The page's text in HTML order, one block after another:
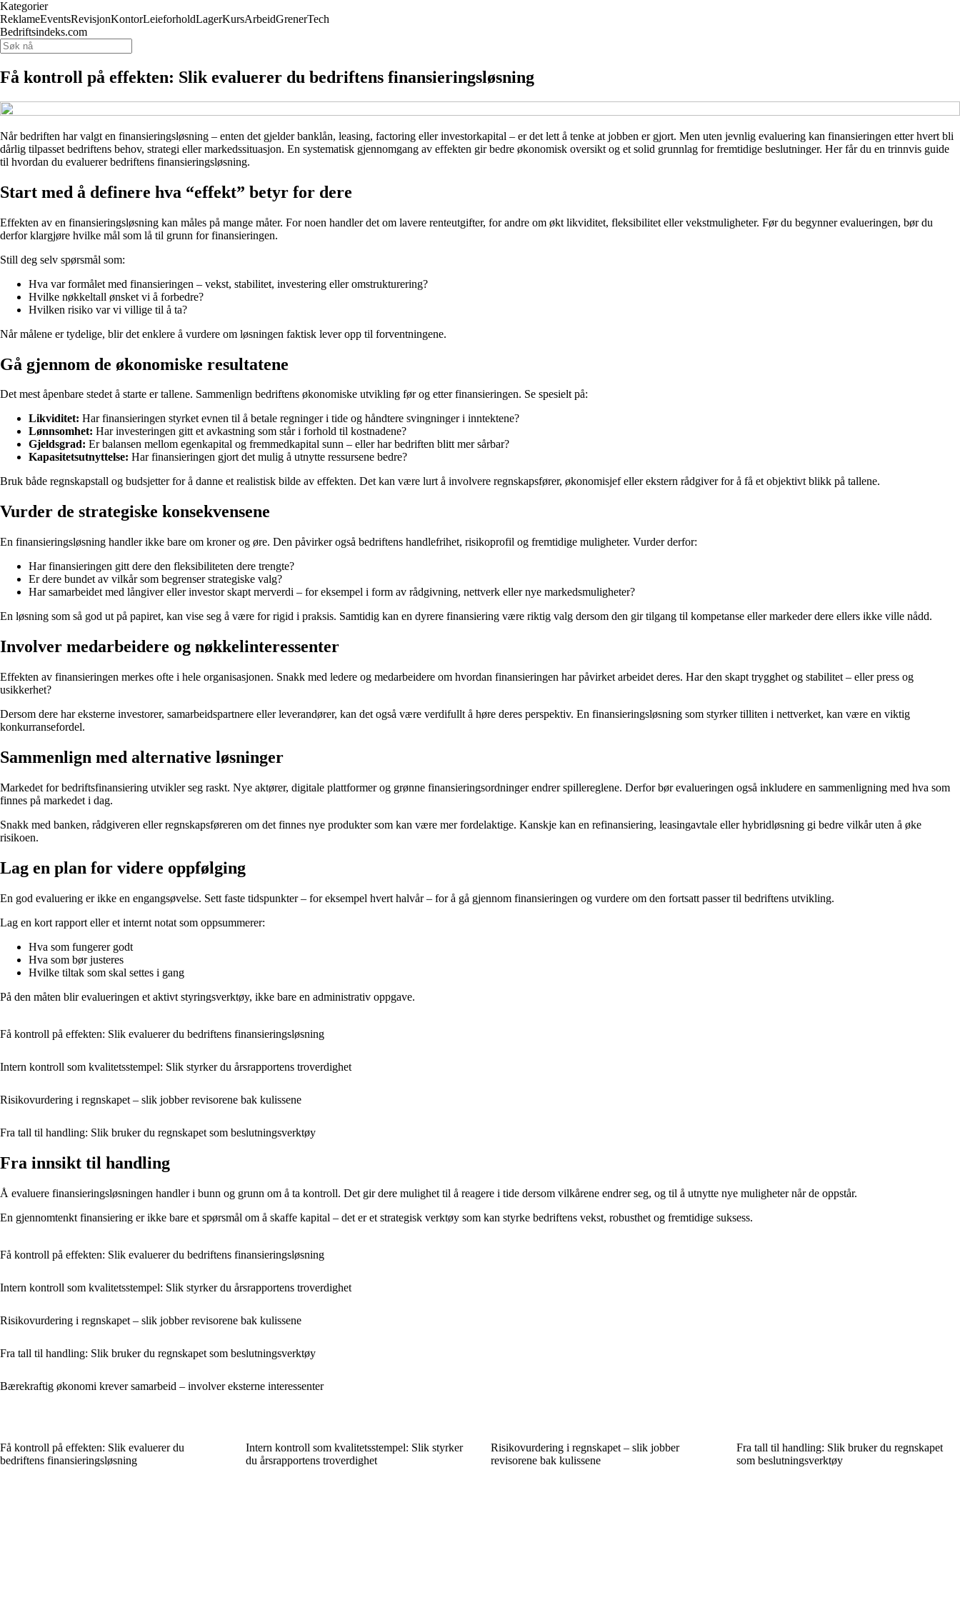
Kategorier
ReklameEventsRevisjonKontorLeieforholdLagerKursArbeidGrenerTech
Bedriftsindeks.com
Få kontroll på effekten: Slik evaluerer du bedriftens finansieringsløsning
Når bedriften har valgt en finansieringsløsning – enten det gjelder banklån, leasing, factoring eller investorkapital – er det lett å tenke at jobben er gjort. Men uten jevnlig evaluering kan finansieringen etter hvert bli
dårlig tilpasset bedriftens behov, strategi eller markedssituasjon. En systematisk gjennomgang av effekten gir bedre økonomisk oversikt og et solid grunnlag for fremtidige beslutninger. Her får du en trinnvis guide
til hvordan du evaluerer bedriftens finansieringsløsning.
Start med å definere hva “effekt” betyr for dere
Effekten av en finansieringsløsning kan måles på mange måter. For noen handler det om lavere renteutgifter, for andre om økt likviditet, fleksibilitet eller vekstmuligheter. Før du begynner evalueringen, bør du
derfor klargjøre hvilke mål som lå til grunn for finansieringen.
Still deg selv spørsmål som:
Hva var formålet med finansieringen – vekst, stabilitet, investering eller omstrukturering?
Hvilke nøkkeltall ønsket vi å forbedre?
Hvilken risiko var vi villige til å ta?
Når målene er tydelige, blir det enklere å vurdere om løsningen faktisk lever opp til forventningene.
Gå gjennom de økonomiske resultatene
Det mest åpenbare stedet å starte er tallene. Sammenlign bedriftens økonomiske utvikling før og etter finansieringen. Se spesielt på:
Likviditet: Har finansieringen styrket evnen til å betale regninger i tide og håndtere svingninger i inntektene?
Lønnsomhet: Har investeringen gitt et avkastning som står i forhold til kostnadene?
Gjeldsgrad: Er balansen mellom egenkapital og fremmedkapital sunn – eller har bedriften blitt mer sårbar?
Kapasitetsutnyttelse: Har finansieringen gjort det mulig å utnytte ressursene bedre?
Bruk både regnskapstall og budsjetter for å danne et realistisk bilde av effekten. Det kan være lurt å involvere regnskapsfører, økonomisjef eller ekstern rådgiver for å få et objektivt blikk på tallene.
Vurder de strategiske konsekvensene
En finansieringsløsning handler ikke bare om kroner og øre. Den påvirker også bedriftens handlefrihet, risikoprofil og fremtidige muligheter. Vurder derfor:
Har finansieringen gitt dere den fleksibiliteten dere trengte?
Er dere bundet av vilkår som begrenser strategiske valg?
Har samarbeidet med långiver eller investor skapt merverdi – for eksempel i form av rådgivning, nettverk eller nye markedsmuligheter?
En løsning som så god ut på papiret, kan vise seg å være for rigid i praksis. Samtidig kan en dyrere finansiering være riktig valg dersom den gir tilgang til kompetanse eller markeder dere ellers ikke ville nådd.
Involver medarbeidere og nøkkelinteressenter
Effekten av finansieringen merkes ofte i hele organisasjonen. Snakk med ledere og medarbeidere om hvordan finansieringen har påvirket arbeidet deres. Har den skapt trygghet og stabilitet – eller press og
usikkerhet?
Dersom dere har eksterne investorer, samarbeidspartnere eller leverandører, kan det også være verdifullt å høre deres perspektiv. En finansieringsløsning som styrker tilliten i nettverket, kan være en viktig
konkurransefordel.
Sammenlign med alternative løsninger
Markedet for bedriftsfinansiering utvikler seg raskt. Nye aktører, digitale plattformer og grønne finansieringsordninger endrer spillereglene. Derfor bør evalueringen også inkludere en sammenligning med hva som
finnes på markedet i dag.
Snakk med banken, rådgiveren eller regnskapsføreren om det finnes nye produkter som kan være mer fordelaktige. Kanskje kan en refinansiering, leasingavtale eller hybridløsning gi bedre vilkår uten å øke
risikoen.
Lag en plan for videre oppfølging
En god evaluering er ikke en engangsøvelse. Sett faste tidspunkter – for eksempel hvert halvår – for å gå gjennom finansieringen og vurdere om den fortsatt passer til bedriftens utvikling.
Lag en kort rapport eller et internt notat som oppsummerer:
Hva som fungerer godt
Hva som bør justeres
Hvilke tiltak som skal settes i gang
På den måten blir evalueringen et aktivt styringsverktøy, ikke bare en administrativ oppgave.
Få kontroll på effekten: Slik evaluerer du bedriftens finansieringsløsning
Intern kontroll som kvalitetsstempel: Slik styrker du årsrapportens troverdighet
Risikovurdering i regnskapet – slik jobber revisorene bak kulissene
Fra tall til handling: Slik bruker du regnskapet som beslutningsverktøy
Fra innsikt til handling
Å evaluere finansieringsløsningen handler i bunn og grunn om å ta kontroll. Det gir dere mulighet til å reagere i tide dersom vilkårene endrer seg, og til å utnytte nye muligheter når de oppstår.
En gjennomtenkt finansiering er ikke bare et spørsmål om å skaffe kapital – det er et strategisk verktøy som kan styrke bedriftens vekst, robusthet og fremtidige suksess.
Få kontroll på effekten: Slik evaluerer du bedriftens finansieringsløsning
Intern kontroll som kvalitetsstempel: Slik styrker du årsrapportens troverdighet
Risikovurdering i regnskapet – slik jobber revisorene bak kulissene
Fra tall til handling: Slik bruker du regnskapet som beslutningsverktøy
Bærekraftig økonomi krever samarbeid – involver eksterne interessenter
Få kontroll på effekten: Slik evaluerer du
bedriftens finansieringsløsning
Intern kontroll som kvalitetsstempel: Slik styrker
du årsrapportens troverdighet
Risikovurdering i regnskapet – slik jobber
revisorene bak kulissene
Fra tall til handling: Slik bruker du regnskapet
som beslutningsverktøy